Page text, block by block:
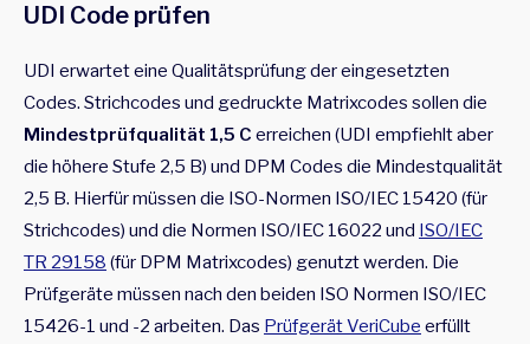
UDI Code prüfen
UDI erwartet eine Qualitätsprüfung der eingesetzten
Codes. Strichcodes und gedruckte Matrixcodes sollen die
Mindestprüfqualität 1,5 C erreichen (UDI empfiehlt aber
die höhere Stufe 2,5 B) und DPM Codes die Mindestqualität
2,5 B. Hierfür müssen die ISO-Normen ISO/IEC 15420 (für
Strichcodes) und die Normen ISO/IEC 16022 und ISO/IEC
TR 29158 (für DPM Matrixcodes) genutzt werden. Die
Prüfgeräte müssen nach den beiden ISO Normen ISO/IEC
15426-1 und -2 arbeiten. Das Prüfgerät VeriCube erfüllt